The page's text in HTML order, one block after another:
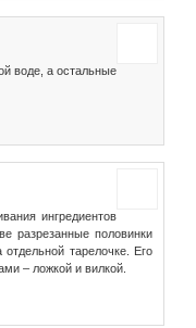
воде, а остальные
ингредиентов
разрезанные половинки
тарелочке. Его
– ложкой и вилкой.